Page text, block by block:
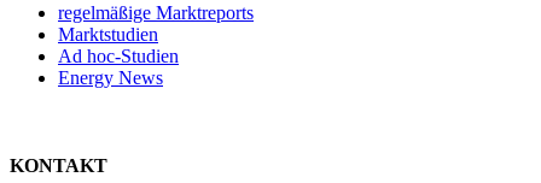
regelmäßige Marktreports
Marktstudien
Ad hoc-Studien
Energy News
KONTAKT